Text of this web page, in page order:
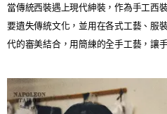
當傳統西裝遇上現代紳裝，作為手工西
要遺失傳統文化，並用在各式工藝、服
代的審美結合，用簡練的全手工藝，讓